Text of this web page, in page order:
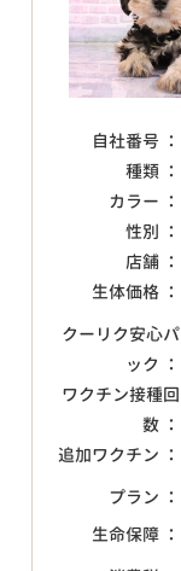
自社番号 ：
種類 ：
カラー ：
性別 ：
店舗 ：
生体価格 ：
クーリク安心パ
ック ：
ワクチン接種回
数 ：
追加ワクチン ：
プラン ：
生命保障 ：